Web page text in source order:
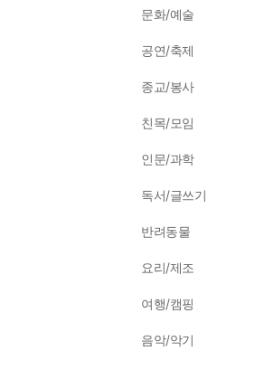
문화/예술
공연/축제
종교/봉사
친목/모임
인문/과학
독서/글쓰기
반려동물
요리/제조
여행/캠핑
음악/악기